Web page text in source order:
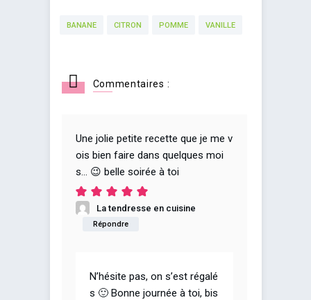
BANANE CITRON POMME VANILLE
Commentaires :
Une jolie petite recette que je me v
ois bien faire dans quelques moi
s… 😉 belle soirée à toi
La tendresse en cuisine
Répondre
N’hésite pas, on s’est régalé
s 🙂 Bonne journée à toi, bis